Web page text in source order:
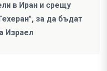
в Иран и срещу
за да бъдат
Израел